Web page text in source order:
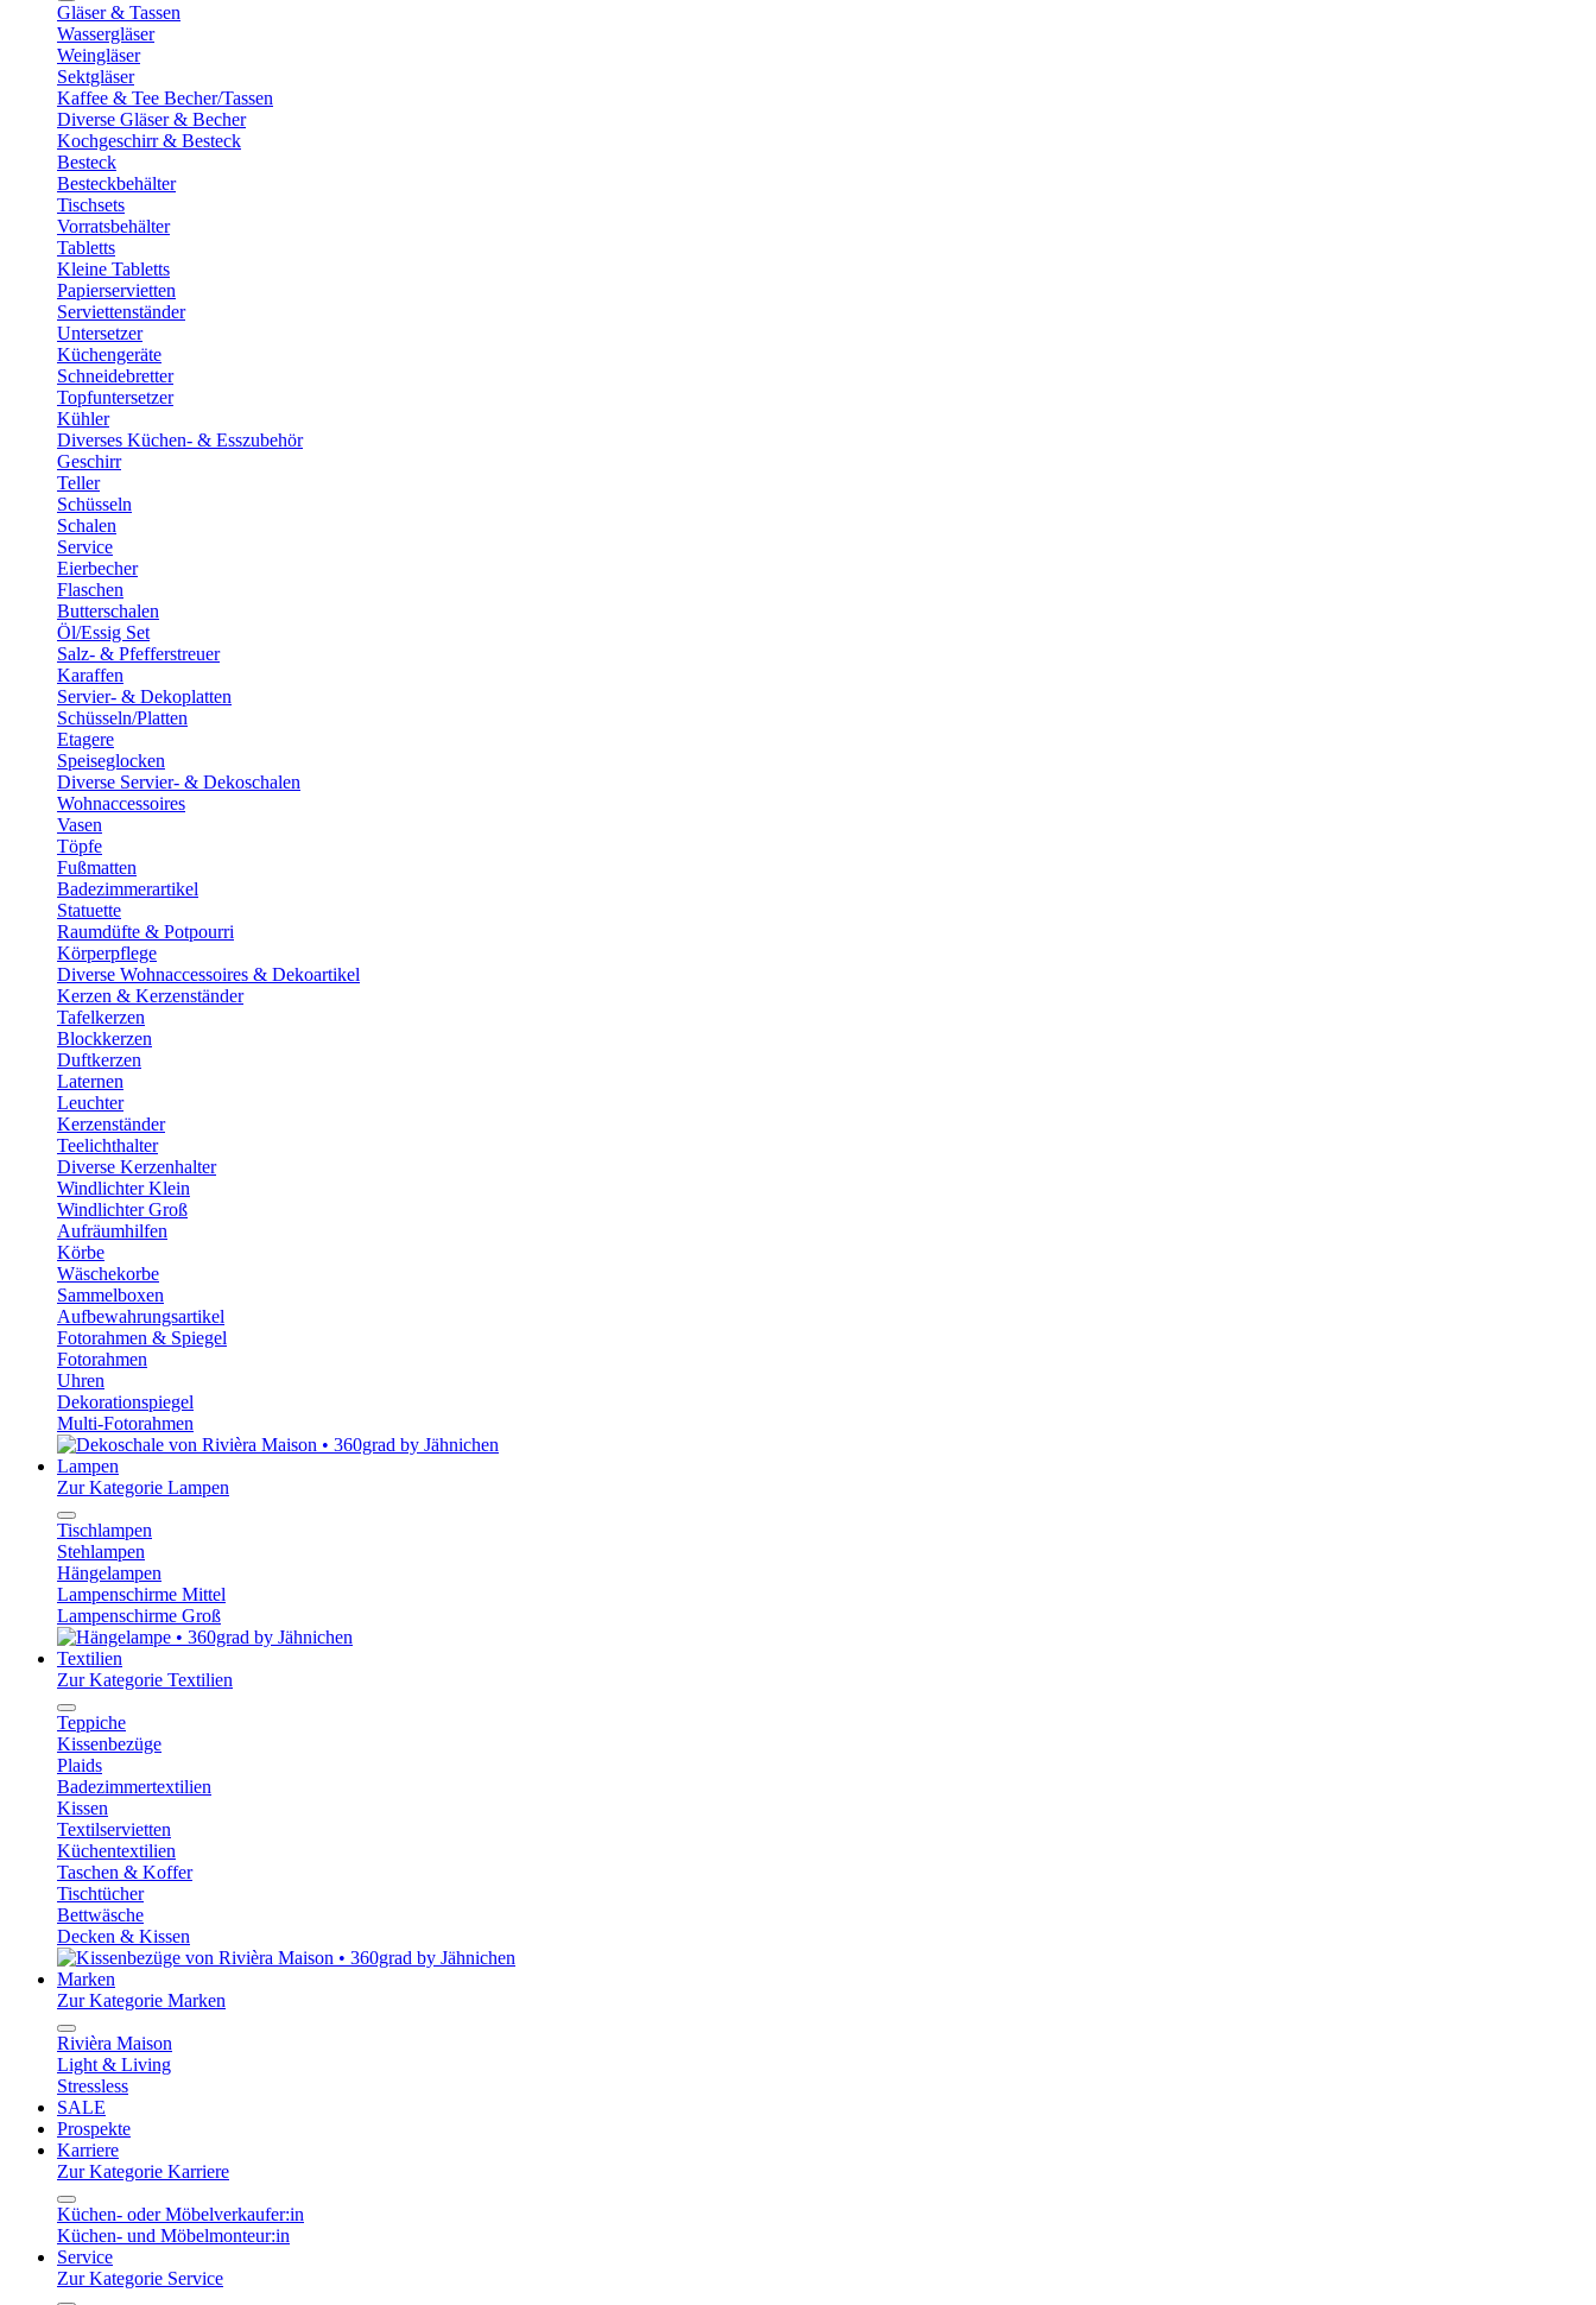
Gläser & Tassen
Wassergläser
Weingläser
Sektgläser
Kaffee & Tee Becher/Tassen
Diverse Gläser & Becher
Kochgeschirr & Besteck
Besteck
Besteckbehälter
Tischsets
Vorratsbehälter
Tabletts
Kleine Tabletts
Papierservietten
Serviettenständer
Untersetzer
Küchengeräte
Schneidebretter
Topfuntersetzer
Kühler
Diverses Küchen- & Esszubehör
Geschirr
Teller
Schüsseln
Schalen
Service
Eierbecher
Flaschen
Butterschalen
Öl/Essig Set
Salz- & Pfefferstreuer
Karaffen
Servier- & Dekoplatten
Schüsseln/Platten
Etagere
Speiseglocken
Diverse Servier- & Dekoschalen
Wohnaccessoires
Vasen
Töpfe
Fußmatten
Badezimmerartikel
Statuette
Raumdüfte & Potpourri
Körperpflege
Diverse Wohnaccessoires & Dekoartikel
Kerzen & Kerzenständer
Tafelkerzen
Blockkerzen
Duftkerzen
Laternen
Leuchter
Kerzenständer
Teelichthalter
Diverse Kerzenhalter
Windlichter Klein
Windlichter Groß
Aufräumhilfen
Körbe
Wäschekorbe
Sammelboxen
Aufbewahrungsartikel
Fotorahmen & Spiegel
Fotorahmen
Uhren
Dekorationspiegel
Multi-Fotorahmen
Lampen
Zur Kategorie Lampen
Tischlampen
Stehlampen
Hängelampen
Lampenschirme Mittel
Lampenschirme Groß
Textilien
Zur Kategorie Textilien
Teppiche
Kissenbezüge
Plaids
Badezimmertextilien
Kissen
Textilservietten
Küchentextilien
Taschen & Koffer
Tischtücher
Bettwäsche
Decken & Kissen
Marken
Zur Kategorie Marken
Rivièra Maison
Light & Living
Stressless
SALE
Prospekte
Karriere
Zur Kategorie Karriere
Küchen- oder Möbelverkaufer:in
Küchen- und Möbelmonteur:in
Service
Zur Kategorie Service